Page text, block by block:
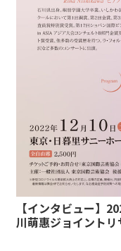
【インタビュー】
川萌惠ジョイントリ